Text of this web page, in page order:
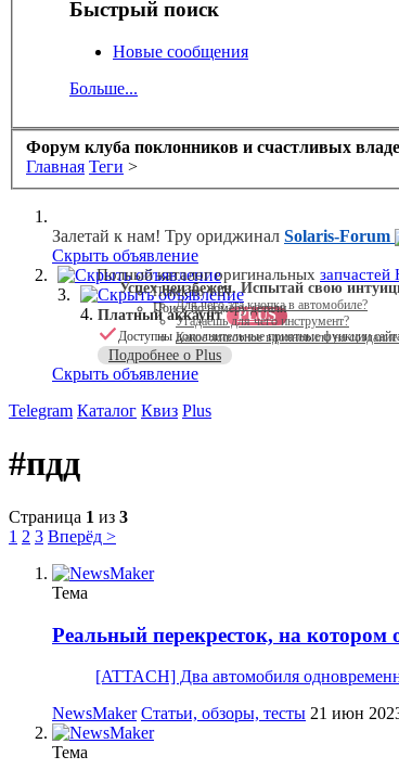
Быстрый поиск
Новые сообщения
Больше...
Форум клуба поклонников и счастливых
Главная Теги >
Залетай к нам! Тру ориджинал Solaris-Forum
Скрыть объявление
Полный каталог оригинальных
Поиск по VIN
Поиск по номеру детали
Скрыть объявление
Успех неизбежен. Испытай свою
Для чего эта кнопка в автомобиле?
Угадаешь для чего инструмент?
Какое животное вдохновило на создание
Скрыть объявление
Платный аккаунт PLUS
Доступны дополнительные приятные функции
Подробнее о Plus
Скрыть объявление
Telegram Каталог Квиз Plus
#пдд
Страница 1 из 3
1 2 3 Вперёд >
Тема
Реальный перекресток, на котором
[ATTACH] Два автомобиля
NewsMaker Статьи, обзоры, тесты 21 июн
Тема